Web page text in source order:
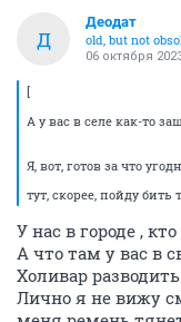
Д
Деодат
old, but not
06 октября
[
А у вас в селе как-то
Я, вот, готов за что
тут, скорее, пойду бить
У нас в городе ,
А что там у вас в
Холивар
Лично я не вижу